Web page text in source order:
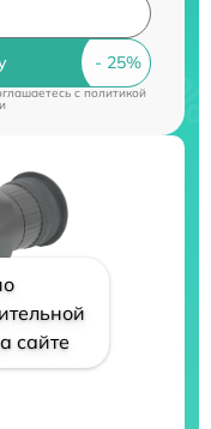
cполитикой
сайте